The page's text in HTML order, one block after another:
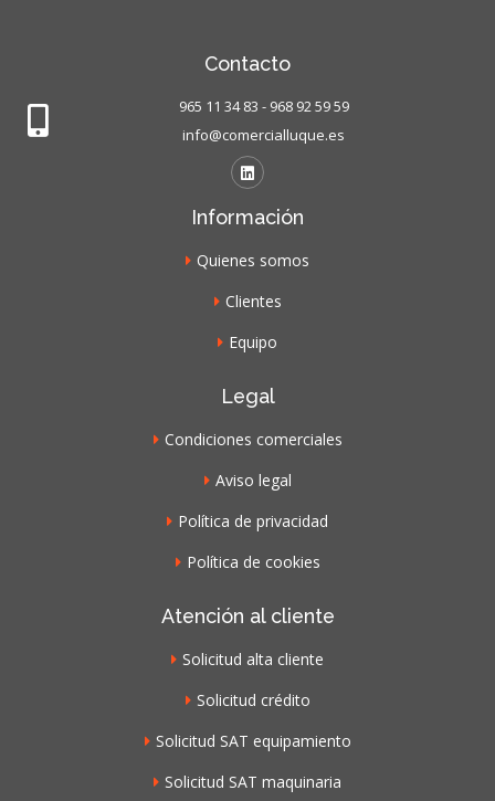
Contacto
965 11 34 83 - 968 92 59 59
info@comercialluque.es
Información
Quienes somos
Clientes
Equipo
Legal
Condiciones comerciales
Aviso legal
Política de privacidad
Política de cookies
Atención al cliente
Solicitud alta cliente
Solicitud crédito
Solicitud SAT equipamiento
Solicitud SAT maquinaria